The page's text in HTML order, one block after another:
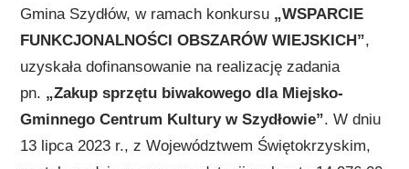
Gmina Szydłów, w ramach konkursu „WSPARCIE
FUNKCJONALNOŚCI OBSZARÓW WIEJSKICH”,
uzyskała dofinansowanie na realizację zadania
pn. „Zakup sprzętu biwakowego dla Miejsko-
Gminnego Centrum Kultury w Szydłowie”. W dniu
13 lipca 2023 r., z Województwem Świętokrzyskim,